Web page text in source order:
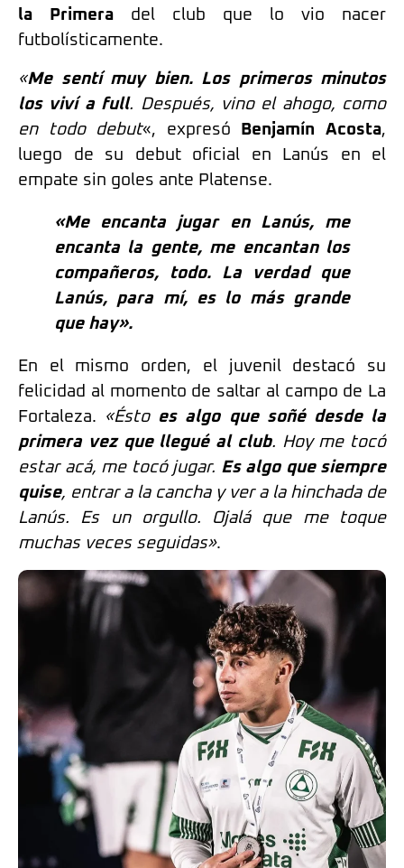
la Primera del club que lo vio nacer
futbolísticamente.
«Me sentí muy bien. Los primeros minutos
los viví a full. Después, vino el ahogo, como
en todo debut«, expresó Benjamín Acosta,
luego de su debut oficial en Lanús en el
empate sin goles ante Platense.
«Me encanta jugar en Lanús, me
encanta la gente, me encantan los
compañeros, todo. La verdad que
Lanús, para mí, es lo más grande
que hay».
En el mismo orden, el juvenil destacó su
felicidad al momento de saltar al campo de La
Fortaleza. «Ésto es algo que soñé desde la
primera vez que llegué al club. Hoy me tocó
estar acá, me tocó jugar. Es algo que siempre
quise, entrar a la cancha y ver a la hinchada de
Lanús. Es un orgullo. Ojalá que me toque
muchas veces seguidas».